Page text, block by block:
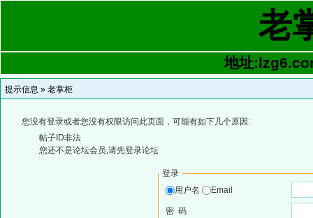
老
地址
提示信息 » 老掌柜
您没有登录或者您没有权限访问此页面，可能有如下几个原因:
帖子ID非法
您还不是论坛会员,请先登录论坛
登录
用户名
Email
密 码